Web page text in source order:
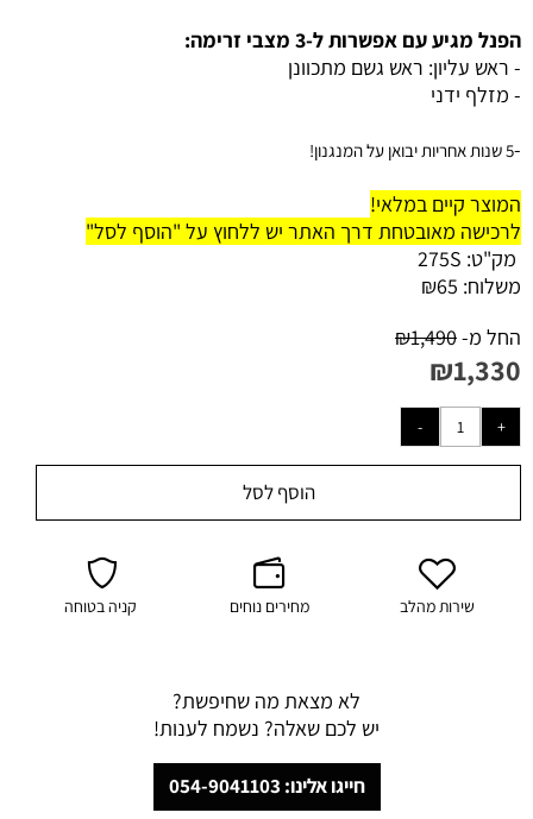
הפנל מגיע עם אפשרות ל-3 מצבי זרימה:
- ראש עליון: ראש גשם מתכוונן
- מזלף ידני
-5 שנות אחריות יבואן על המנגנון!
המוצר קיים במלאי!
לרכישה מאובטחת דרך האתר יש ללחוץ על "הוסף לסל"
מק"ט: 275S
משלוח:
₪65
החל מ-
₪1,490
₪1,330
הוסף לסל
שירות מהלב מחירים נוחים קניה בטוחה
לא מצאת מה שחיפשת?
יש לכם שאלה? נשמח לענות!
חייגו אלינו: 054-9041103